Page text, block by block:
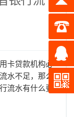
贷款机构必
水不足，那么
流水有什么要